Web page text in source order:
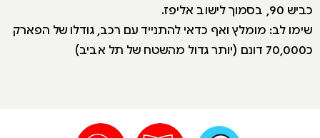
כביש 90, בסמוך לישוב אליפז.
שימו לב: מומלץ ואף כדאי להתנייד עם רכב, גודלו של הפארק
כ70,000 דונם (יותר גדול מהשטח של תל אביב)